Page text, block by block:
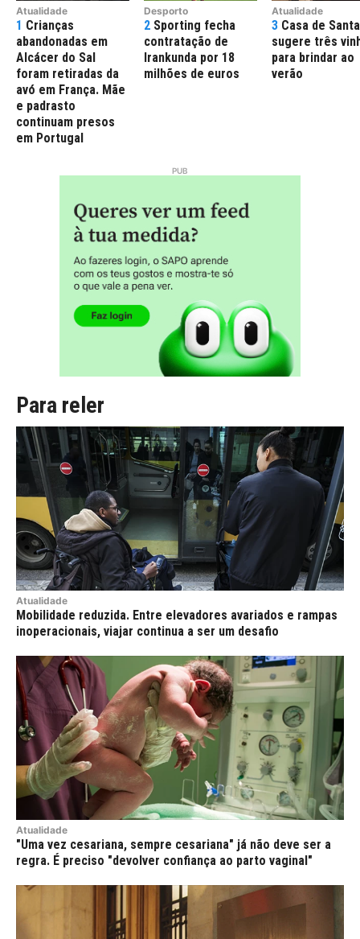
Atualidade
1 Crianças
abandonadas em
Alcácer do Sal
foram retiradas da
avó em França. Mãe
e padrasto
continuam presos
em Portugal
Desporto
2 Sporting fecha
contratação de
Irankunda por 18
milhões de euros
Atualidade
3 Casa de
sugere três
para brindar ao
verão
Para reler
Atualidade
Mobilidade reduzida. Entre elevadores avariados e rampas
inoperacionais, viajar continua a ser um desafio
Atualidade
"Uma vez cesariana, sempre cesariana" já não deve ser a
regra. É preciso "devolver confiança ao parto vaginal"